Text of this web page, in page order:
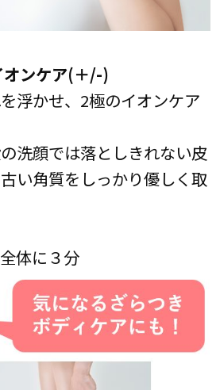
ンケア(＋/-)
浮かせ、2極のイオンケア
洗顔では落としきれない皮
い角質をしっかり優しく取
体に３分